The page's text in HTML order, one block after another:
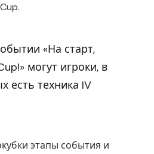
«На старт,
могут игроки, в
есть техника IV
этапы события и